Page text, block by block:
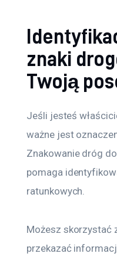
znaki
Twoją
Jeśli jesteś
ważne jest
Znakowanie dróg
pomaga
ratunkowych.
Możesz skorzystać
przekazać